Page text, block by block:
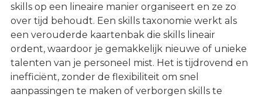
skills op een lineaire manier organiseert en ze zo
over tijd behoudt. Een skills taxonomie werkt als
een verouderde kaartenbak die skills lineair
ordent, waardoor je gemakkelijk nieuwe of unieke
talenten van je personeel mist. Het is tijdrovend en
inefficiënt, zonder de flexibiliteit om snel
aanpassingen te maken of verborgen skills te